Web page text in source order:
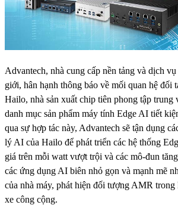
Advantech, nhà cung cấp nền tảng và dịch
giới, hân hạnh thông báo về mối quan hệ đối
Hailo, nhà sản xuất chip tiên phong tập trung
danh mục sản phẩm máy tính Edge AI tiết
qua sự hợp tác này, Advantech sẽ tận dụng
lý AI của Hailo để phát triển các hệ thống
giá trên mỗi watt vượt trội và các mô-đun
các ứng dụng AI biên nhỏ gọn và mạnh mẽ
của nhà máy, phát hiện đối tượng AMR
xe công cộng.